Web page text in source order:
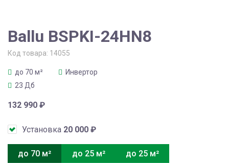
Ballu BSPKI-24HN8
Код товара: 14055
до 70 м²
Инвертор
23 Дб
132 990 ₽
Установка 20 000 ₽
до 70 м² до 25 м² до 25 м²